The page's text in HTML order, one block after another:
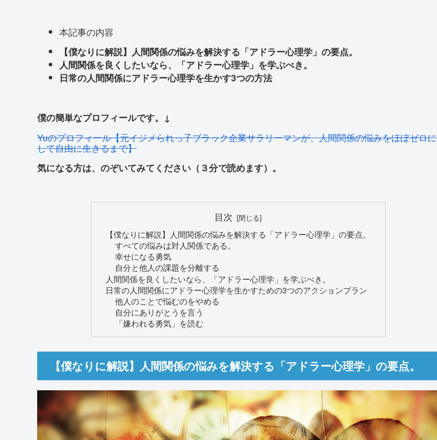
本記事の内容
【僕なりに解説】人間関係の悩みを解決する「アドラー心理学」の要点。
人間関係を良くしたいなら、「アドラー心理学」を学ぶべき。
日常の人間関係にアドラー心理学を生かす3つの方法
僕の簡単なプロフィールです。↓
Yuのプロフィール【元イジメられっ子ブラック企業サラリーマンが、人間関係の悩みをほぼゼロに
して自由に生きるまで】
気になる方は、のぞいてみてください（３分で読めます）。
目次
【僕なりに解説】人間関係の悩みを解決する「アドラー心理学」の要点。
すべての悩みは対人関係である。
幸せになる勇気
自分と他人の課題を分離する
人間関係を良くしたいなら、「アドラー心理学」を学ぶべき。
日常の人間関係にアドラー心理学を生かすための3つのアクションプラン
他人のことで悩むのをやめる
自分にありがとうを言う
「嫌われる勇気」を読む
【僕なりに解説】人間関係の悩みを解決する「アドラー心理学」の要点。